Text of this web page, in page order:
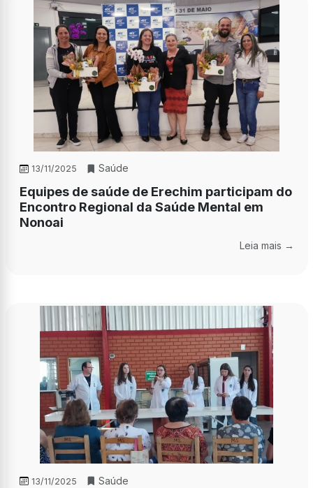
13/11/2025 Saúde
Equipes de saúde de Erechim participam do
Encontro Regional da Saúde Mental em
Nonoai
Leia mais →
13/11/2025 Saúde